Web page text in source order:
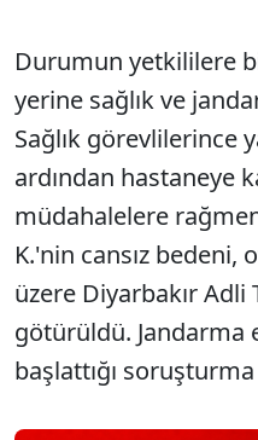
Durumun yetkililere
yerine sağlık ve
Sağlık görevlilerince
ardından hastaneye
müdahalelere
K.'nin cansız bedeni,
üzere Diyarbakır
götürüldü. Jandarma
başlattığı